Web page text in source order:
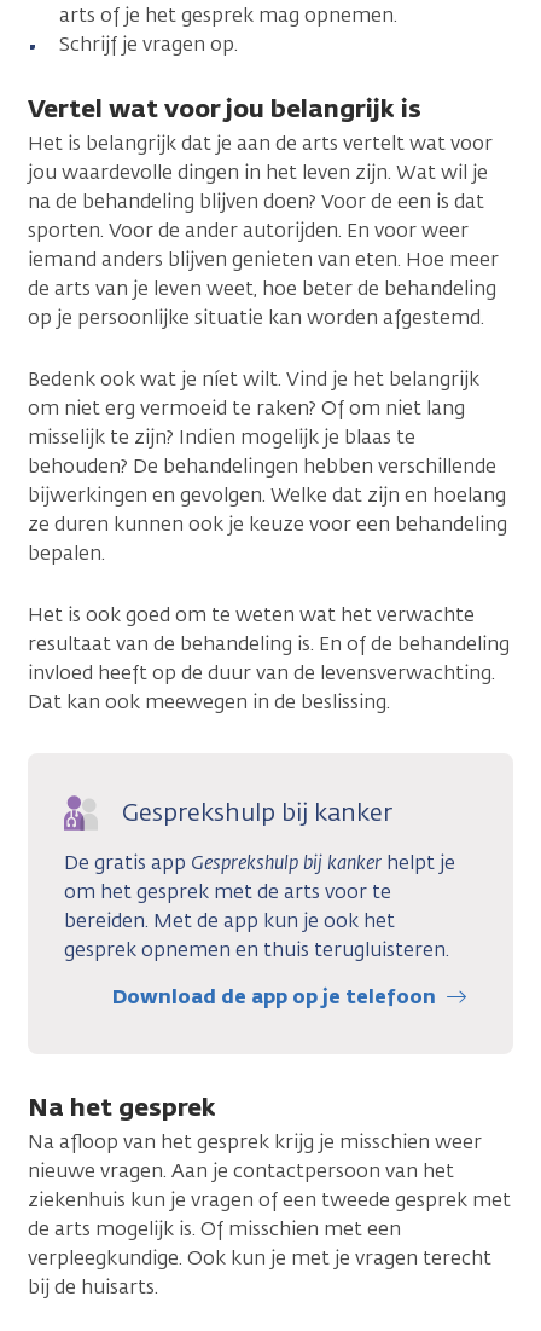
arts of je het gesprek mag opnemen.
Schrijf je vragen op.
Vertel wat voor jou belangrijk is
Het is belangrijk dat je aan de arts vertelt wat voor
jou waardevolle dingen in het leven zijn. Wat wil je
na de behandeling blijven doen? Voor de een is dat
sporten. Voor de ander autorijden. En voor weer
iemand anders blijven genieten van eten. Hoe meer
de arts van je leven weet, hoe beter de behandeling
op je persoonlijke situatie kan worden afgestemd.
Bedenk ook wat je níet wilt. Vind je het belangrijk
om niet erg vermoeid te raken? Of om niet lang
misselijk te zijn? Indien mogelijk je blaas te
behouden? De behandelingen hebben verschillende
bijwerkingen en gevolgen. Welke dat zijn en hoelang
ze duren kunnen ook je keuze voor een behandeling
bepalen.
Het is ook goed om te weten wat het verwachte
resultaat van de behandeling is. En of de behandeling
invloed heeft op de duur van de levensverwachting.
Dat kan ook meewegen in de beslissing.
Gesprekshulp bij kanker
De gratis app Gesprekshulp bij kanker helpt je
om het gesprek met de arts voor te
bereiden. Met de app kun je ook het
gesprek opnemen en thuis terugluisteren.
Download de app op je telefoon
Na het gesprek
Na afloop van het gesprek krijg je misschien weer
nieuwe vragen. Aan je contactpersoon van het
ziekenhuis kun je vragen of een tweede gesprek met
de arts mogelijk is. Of misschien met een
verpleegkundige. Ook kun je met je vragen terecht
bij de huisarts.